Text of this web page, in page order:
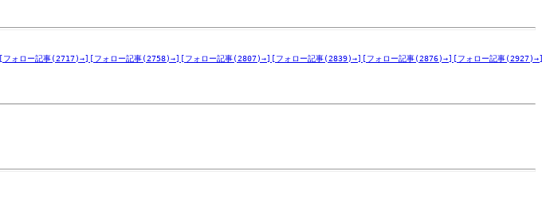
[フォロー記事(2717)→] [フォロー記事(2758)→] [フォロー記事(2807)→] [フォロー記事(2839)→] [フォロー記事(2876)→] [フォロー記事